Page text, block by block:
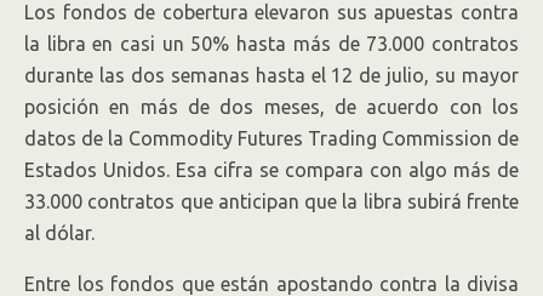
Los fondos de cobertura elevaron sus apuestas contra
la libra en casi un 50% hasta más de 73.000 contratos
durante las dos semanas hasta el 12 de julio, su mayor
posición en más de dos meses, de acuerdo con los
datos de la Commodity Futures Trading Commission de
Estados Unidos. Esa cifra se compara con algo más de
33.000 contratos que anticipan que la libra subirá frente
al dólar.
Entre los fondos que están apostando contra la divisa